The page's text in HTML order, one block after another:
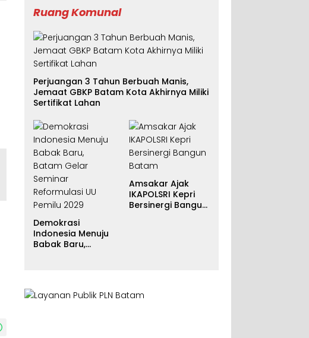
Ruang Komunal
Perjuangan 3 Tahun Berbuah Manis,
Jemaat GBKP Batam Kota Akhirnya Miliki
Sertifikat Lahan
Demokrasi
Indonesia Menuju
Babak Baru,
Amsakar Ajak
IKAPOLSRI Kepri
Bersinergi Bangun